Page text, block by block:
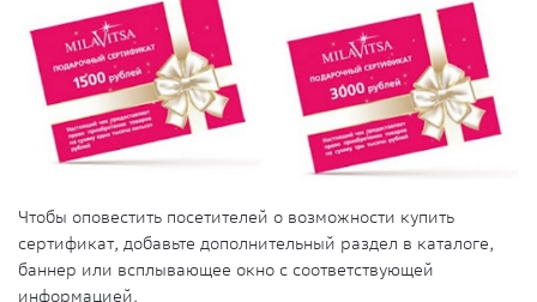
Чтобы оповестить посетителей о возможности купить
сертификат, добавьте дополнительный раздел в каталоге,
баннер или всплывающее окно с соответствующей
информацией.